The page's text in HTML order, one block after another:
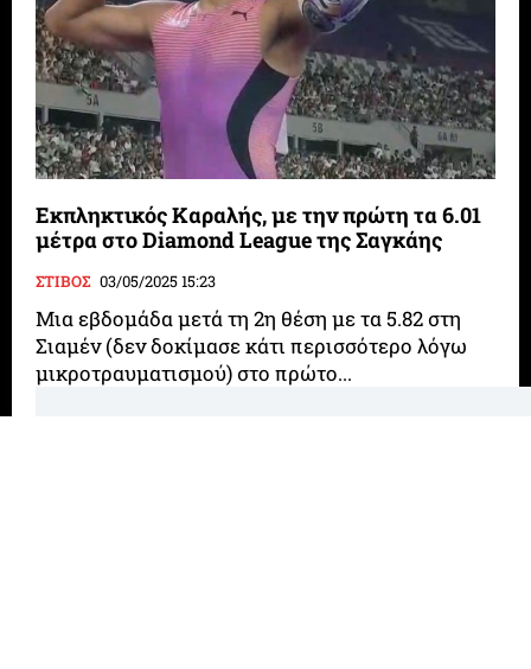
Εκπληκτικός Καραλής, με την πρώτη τα 6.01
μέτρα στο Diamond League της Σαγκάης
ΣΤΙΒΟΣ 03/05/2025 15:23
Μια εβδομάδα μετά τη 2η θέση με τα 5.82 στη
Σιαμέν (δεν δοκίμασε κάτι περισσότερο λόγω
μικροτραυματισμού) στο πρώτο...